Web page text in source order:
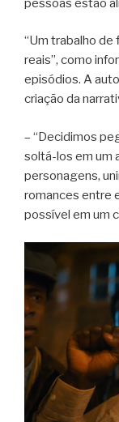
pessoas estão
“Um trabalho
reais”, como
episódios. A
criação da
– “Decidimos
soltá-los em um
personagens,
romances entre
possível em um